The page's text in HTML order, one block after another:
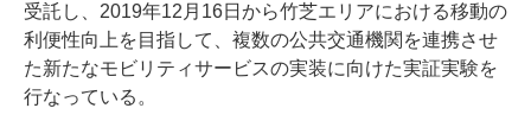
受託し、2019年12月16日から竹芝エリアにおける移動の
利便性向上を目指して、複数の公共交通機関を連携させ
た新たなモビリティサービスの実装に向けた実証実験を
行なっている。